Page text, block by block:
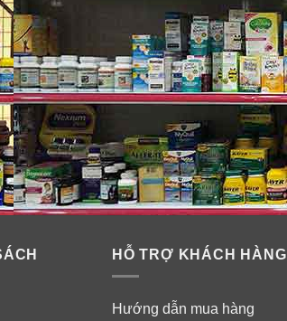
HỖ TRỢ KHÁCH HÀNG
Hướng dẫn mua hàng